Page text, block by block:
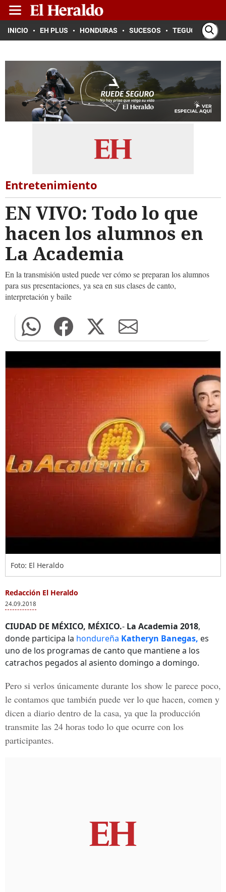
INICIO EH PLUS HONDURAS SUCESOS TEGUCIGALPA
Entretenimiento
EN VIVO: Todo lo que
hacen los alumnos en
La Academia
En la transmisión usted puede ver cómo se preparan los alumnos
para sus presentaciones, ya sea en sus clases de canto,
interpretación y baile
Foto: El Heraldo
Redacción El Heraldo
24.09.2018
CIUDAD DE MÉXICO, MÉXICO.- La Academia 2018,
donde participa la hondureña Katheryn Banegas, es
uno de los programas de canto que mantiene a los
catrachos pegados al asiento domingo a domingo.
Pero si verlos únicamente durante los show le parece poco,
le contamos que también puede ver lo que hacen, comen y
dicen a diario dentro de la casa, ya que la producción
transmite las 24 horas todo lo que ocurre con los
participantes.